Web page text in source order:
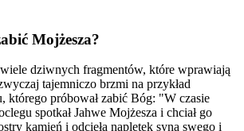
Mojżesza?
dziwnych fragmentów, które wprawiają
tajemniczo brzmi na przykład
którego próbował zabić Bóg: "W czasie
spotkał Jahwe Mojżesza i chciał go
kamień i odcięła napletek syna swego i